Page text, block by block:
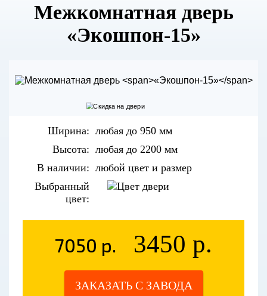
Межкомнатная дверь
«Экошпон-15»
Ширина: любая до 950 мм
Высота: любая до 2200 мм
В наличии: любой цвет и размер
Выбранный
цвет:
7050 р. 3450 р.
ЗАКАЗАТЬ С ЗАВОДА